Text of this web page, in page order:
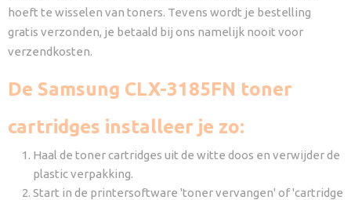
hoeft te wisselen van toners. Tevens wordt je bestelling
gratis verzonden, je betaald bij ons namelijk nooit voor
verzendkosten.
De Samsung CLX-3185FN toner
cartridges installeer je zo:
Haal de toner cartridges uit de witte doos en verwijder de
plastic verpakking.
Start in de printersoftware 'toner vervangen' of 'cartridge